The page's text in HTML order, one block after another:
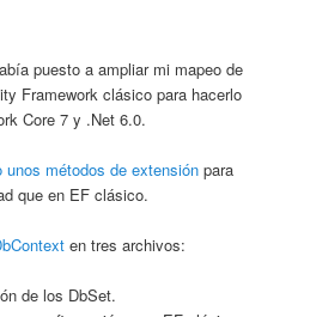
puesto a ampliar mi mapeo de
Framework clásico para hacerlo
Core 7 y .Net 6.0.
unos métodos de extensión para
que en EF clásico.
en tres archivos:
de los DbSet.